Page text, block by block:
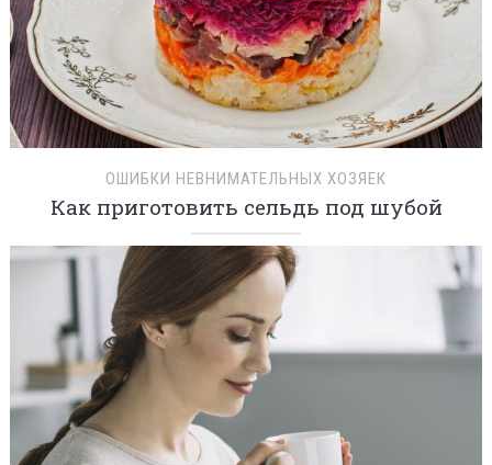
ОШИБКИ НЕВНИМАТЕЛЬНЫХ ХОЗЯЕК
Как приготовить сельдь под шубой